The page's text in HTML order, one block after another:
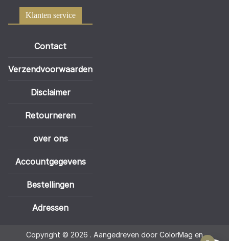
Klanten service
Contact
Verzendvoorwaarden
Disclaimer
Retourneren
over ons
Accountgegevens
Bestellingen
Adressen
Copyright © 2026 . Aangedreven door ColorMag en